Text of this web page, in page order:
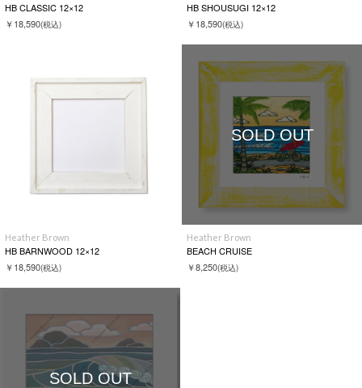
HB CLASSIC 12×12
￥18,590(税込)
HB SHOUSUGI 12×12
￥18,590(税込)
Heather Brown
HB BARNWOOD 12×12
￥18,590(税込)
SOLD OUT
Heather Brown
BEACH CRUISE
￥8,250(税込)
SOLD OUT